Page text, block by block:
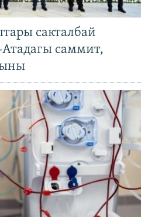
сакталбай
саммит,